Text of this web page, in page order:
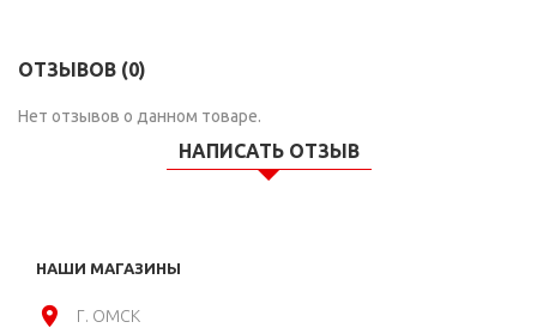
ОТЗЫВОВ (0)
Нет отзывов о данном товаре.
НАПИСАТЬ ОТЗЫВ
НАШИ МАГАЗИНЫ
Г. ОМСК